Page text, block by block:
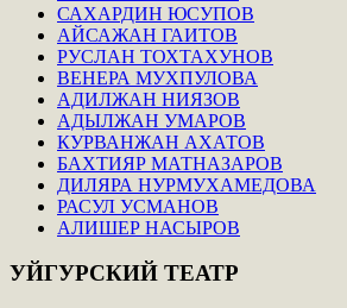
САХАРДИН ЮСУПОВ
АЙСАЖАН ГАИТОВ
РУСЛАН ТОХТАХУНОВ
ВЕНЕРА МУХПУЛОВА
АДИЛЖАН НИЯЗОВ
АДЫЛЖАН УМАРОВ
КУРВАНЖАН АХАТОВ
БАХТИЯР МАТНАЗАРОВ
ДИЛЯРА НУРМУХАМЕДОВА
РАСУЛ УСМАНОВ
АЛИШЕР НАСЫРОВ
УЙГУРСКИЙ ТЕАТР